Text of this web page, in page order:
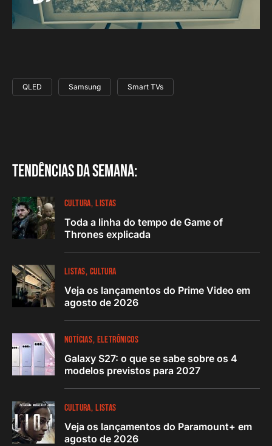
QLED Samsung Smart TVs
Tendências da semana:
CULTURA LISTAS
Toda a linha do tempo de Game of
Thrones explicada
LISTAS CULTURA
Veja os lançamentos do Prime Video em
agosto de 2026
NOTÍCIAS ELETRÔNICOS
Galaxy S27: o que se sabe sobre os 4
modelos previstos para 2027
CULTURA LISTAS
Veja os lançamentos do Paramount+ em
agosto de 2026